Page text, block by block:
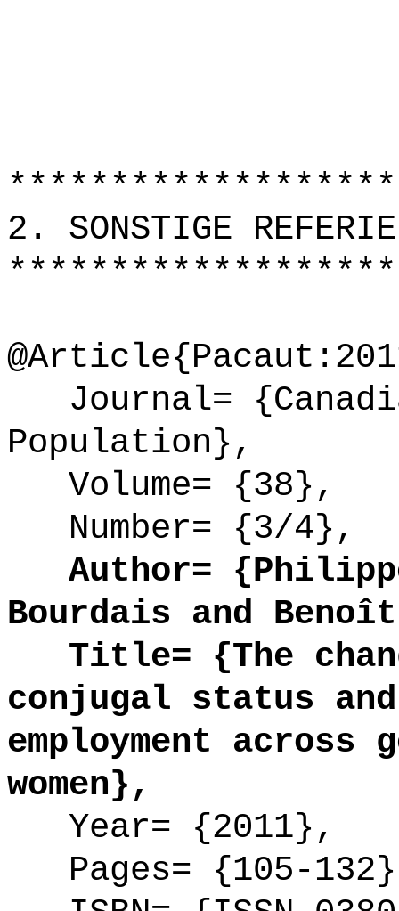
2. SONSTIGE
Journal=
Population},
Volume= {38},
Number= {3/4},
Author=
Bourdais and
Title= {The
conjugal status and
employment across
women},
Year= {2011},
Pages= {105-